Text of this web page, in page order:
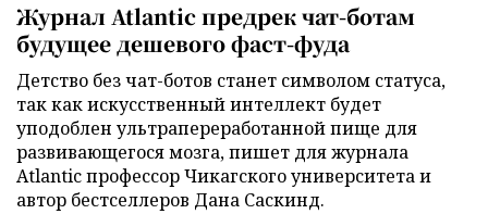
Журнал Atlantic предрек чат-ботам
будущее дешевого фаст-фуда
Детство без чат-ботов станет символом статуса,
так как искусственный интеллект будет
уподоблен ультрапереработанной пище для
развивающегося мозга, пишет для журнала
Atlantic профессор Чикагского университета и
автор бестселлеров Дана Саскинд.